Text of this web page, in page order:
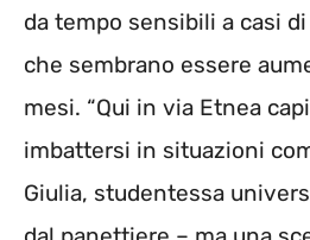
da tempo sensibili a casi
che sembrano essere
mesi. “Qui in via Etnea
imbattersi in situazioni
Giulia, studentessa